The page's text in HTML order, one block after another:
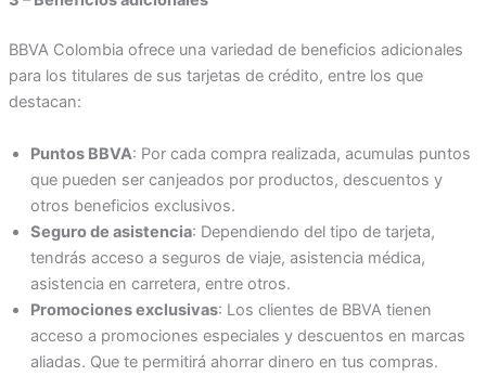
BBVA Colombia ofrece una variedad de beneficios adicionales
para los titulares de sus tarjetas de crédito, entre los que
destacan:
Puntos BBVA: Por cada compra realizada, acumulas puntos
que pueden ser canjeados por productos, descuentos y
otros beneficios exclusivos.
Seguro de asistencia: Dependiendo del tipo de tarjeta,
tendrás acceso a seguros de viaje, asistencia médica,
asistencia en carretera, entre otros.
Promociones exclusivas: Los clientes de BBVA tienen
acceso a promociones especiales y descuentos en marcas
aliadas. Que te permitirá ahorrar dinero en tus compras.